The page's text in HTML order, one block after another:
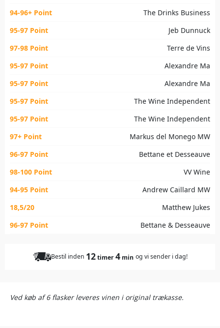
94-96+ Point
The Drinks Business
95-97 Point
Jeb Dunnuck
97-98 Point
Terre de Vins
95-97 Point
Alexandre Ma
95-97 Point
Alexandre Ma
95-97 Point
The Wine Independent
95-97 Point
The Wine Independent
97+ Point
Markus del Monego MW
96-97 Point
Bettane et Desseauve
98-100 Point
VV Wine
94-95 Point
Andrew Caillard MW
18,5/20
Matthew Jukes
96-97 Point
Bettane & Desseauve
Bestil inden 12timer4 min og vi sender i dag!
Ved køb af 6 flasker leveres vinen i original trækasse.